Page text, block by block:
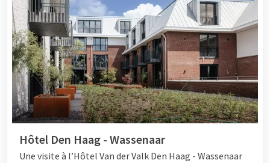
Hôtel Den Haag - Wassenaar
Une visite à l’Hôtel Van der Valk Den Haag - Wassenaar